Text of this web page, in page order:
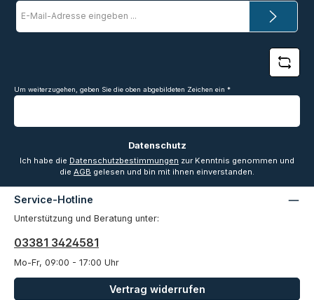
E-
Mail-
*
Um weiterzugehen, geben Sie die oben abgebildeten Zeichen ein *
Datenschutz
Ich habe die Datenschutzbestimmungen zur Kenntnis genommen und
die AGB gelesen und bin mit ihnen einverstanden.
Service-Hotline
Unterstützung und Beratung unter:
03381 3424581
Mo-Fr, 09:00 - 17:00 Uhr
Vertrag widerrufen